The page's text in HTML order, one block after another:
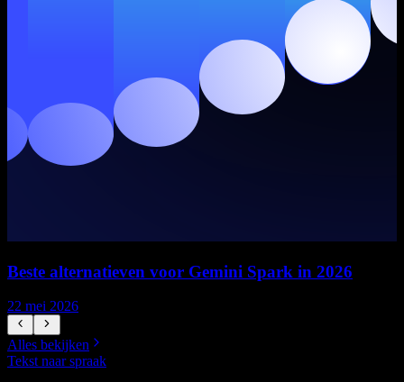
Beste alternatieven voor Gemini Spark in 2026
22 mei 2026
Alles bekijken
Tekst naar spraak